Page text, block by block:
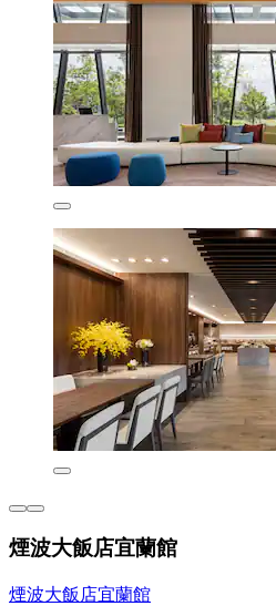
煙波大飯店宜蘭館
煙波大飯店宜蘭館